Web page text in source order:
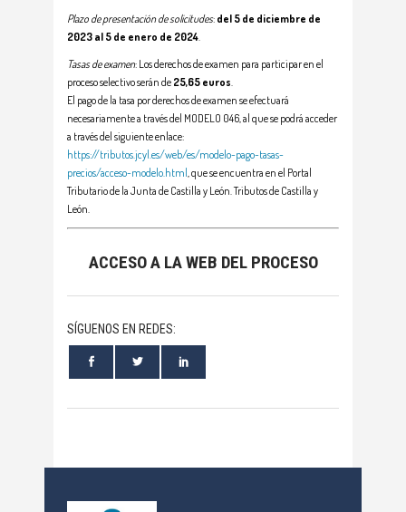
Plazo de presentación de solicitudes: del 5 de diciembre de
2023 al 5 de enero de 2024.
Tasas de examen: Los derechos de examen para participar en el
proceso selectivo serán de 25,65 euros.
El pago de la tasa por derechos de examen se efectuará
necesariamente a través del MODELO 046, al que se podrá acceder
a través del siguiente enlace:
https://tributos.jcyl.es/web/es/modelo-pago-tasas-
precios/acceso-modelo.html , que se encuentra en el Portal
Tributario de la Junta de Castilla y León. Tributos de Castilla y
León.
ACCESO A LA WEB DEL PROCESO
SÍGUENOS EN REDES: